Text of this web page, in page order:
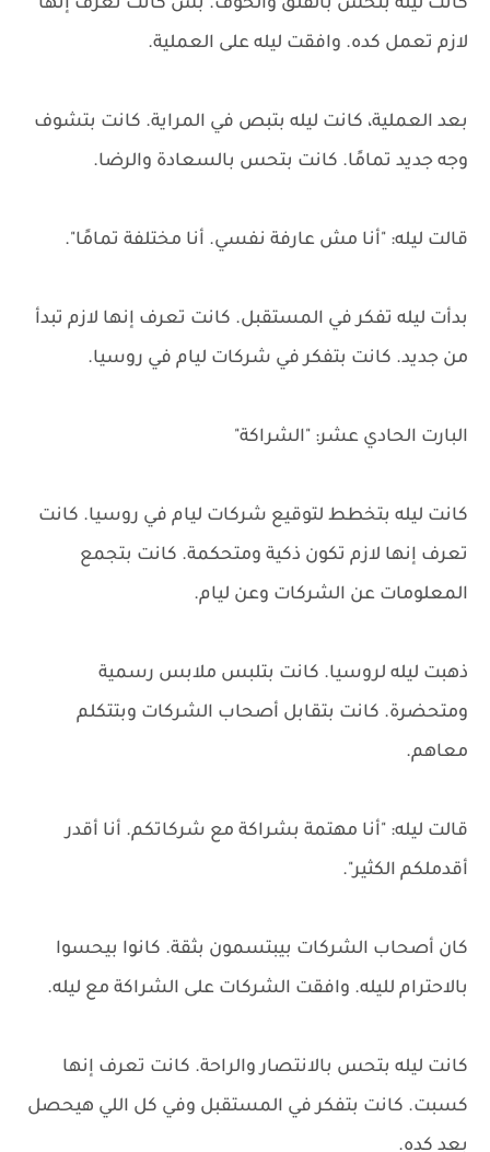
كانت ليله بتحس بالقلق والخوف. بس كانت تعرف إنها
لازم تعمل كده. وافقت ليله على العملية.
بعد العملية، كانت ليله بتبص في المراية. كانت بتشوف
وجه جديد تمامًا. كانت بتحس بالسعادة والرضا.
قالت ليله: "أنا مش عارفة نفسي. أنا مختلفة تمامًا".
بدأت ليله تفكر في المستقبل. كانت تعرف إنها لازم تبدأ
من جديد. كانت بتفكر في شركات ليام في روسيا.
البارت الحادي عشر: "الشراكة"
كانت ليله بتخطط لتوقيع شركات ليام في روسيا. كانت
تعرف إنها لازم تكون ذكية ومتحكمة. كانت بتجمع
المعلومات عن الشركات وعن ليام.
ذهبت ليله لروسيا. كانت بتلبس ملابس رسمية
ومتحضرة. كانت بتقابل أصحاب الشركات وبتتكلم
معاهم.
قالت ليله: "أنا مهتمة بشراكة مع شركاتكم. أنا أقدر
أقدملكم الكثير".
كان أصحاب الشركات بيبتسمون بثقة. كانوا بيحسوا
بالاحترام لليله. وافقت الشركات على الشراكة مع ليله.
كانت ليله بتحس بالانتصار والراحة. كانت تعرف إنها
كسبت. كانت بتفكر في المستقبل وفي كل اللي هيحصل
بعد كده.